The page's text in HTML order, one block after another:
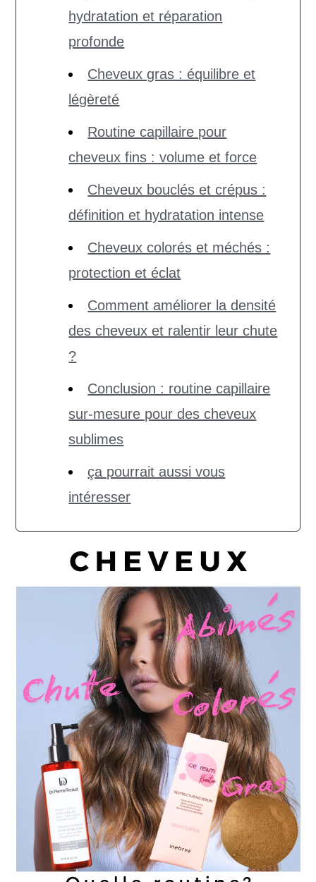
hydratation et réparation
profonde
Cheveux gras : équilibre et
légèreté
Routine capillaire pour
cheveux fins : volume et force
Cheveux bouclés et crépus :
définition et hydratation intense
Cheveux colorés et méchés :
protection et éclat
Comment améliorer la densité
des cheveux et ralentir leur chute
?
Conclusion : routine capillaire
sur-mesure pour des cheveux
sublimes
ça pourrait aussi vous
intéresser